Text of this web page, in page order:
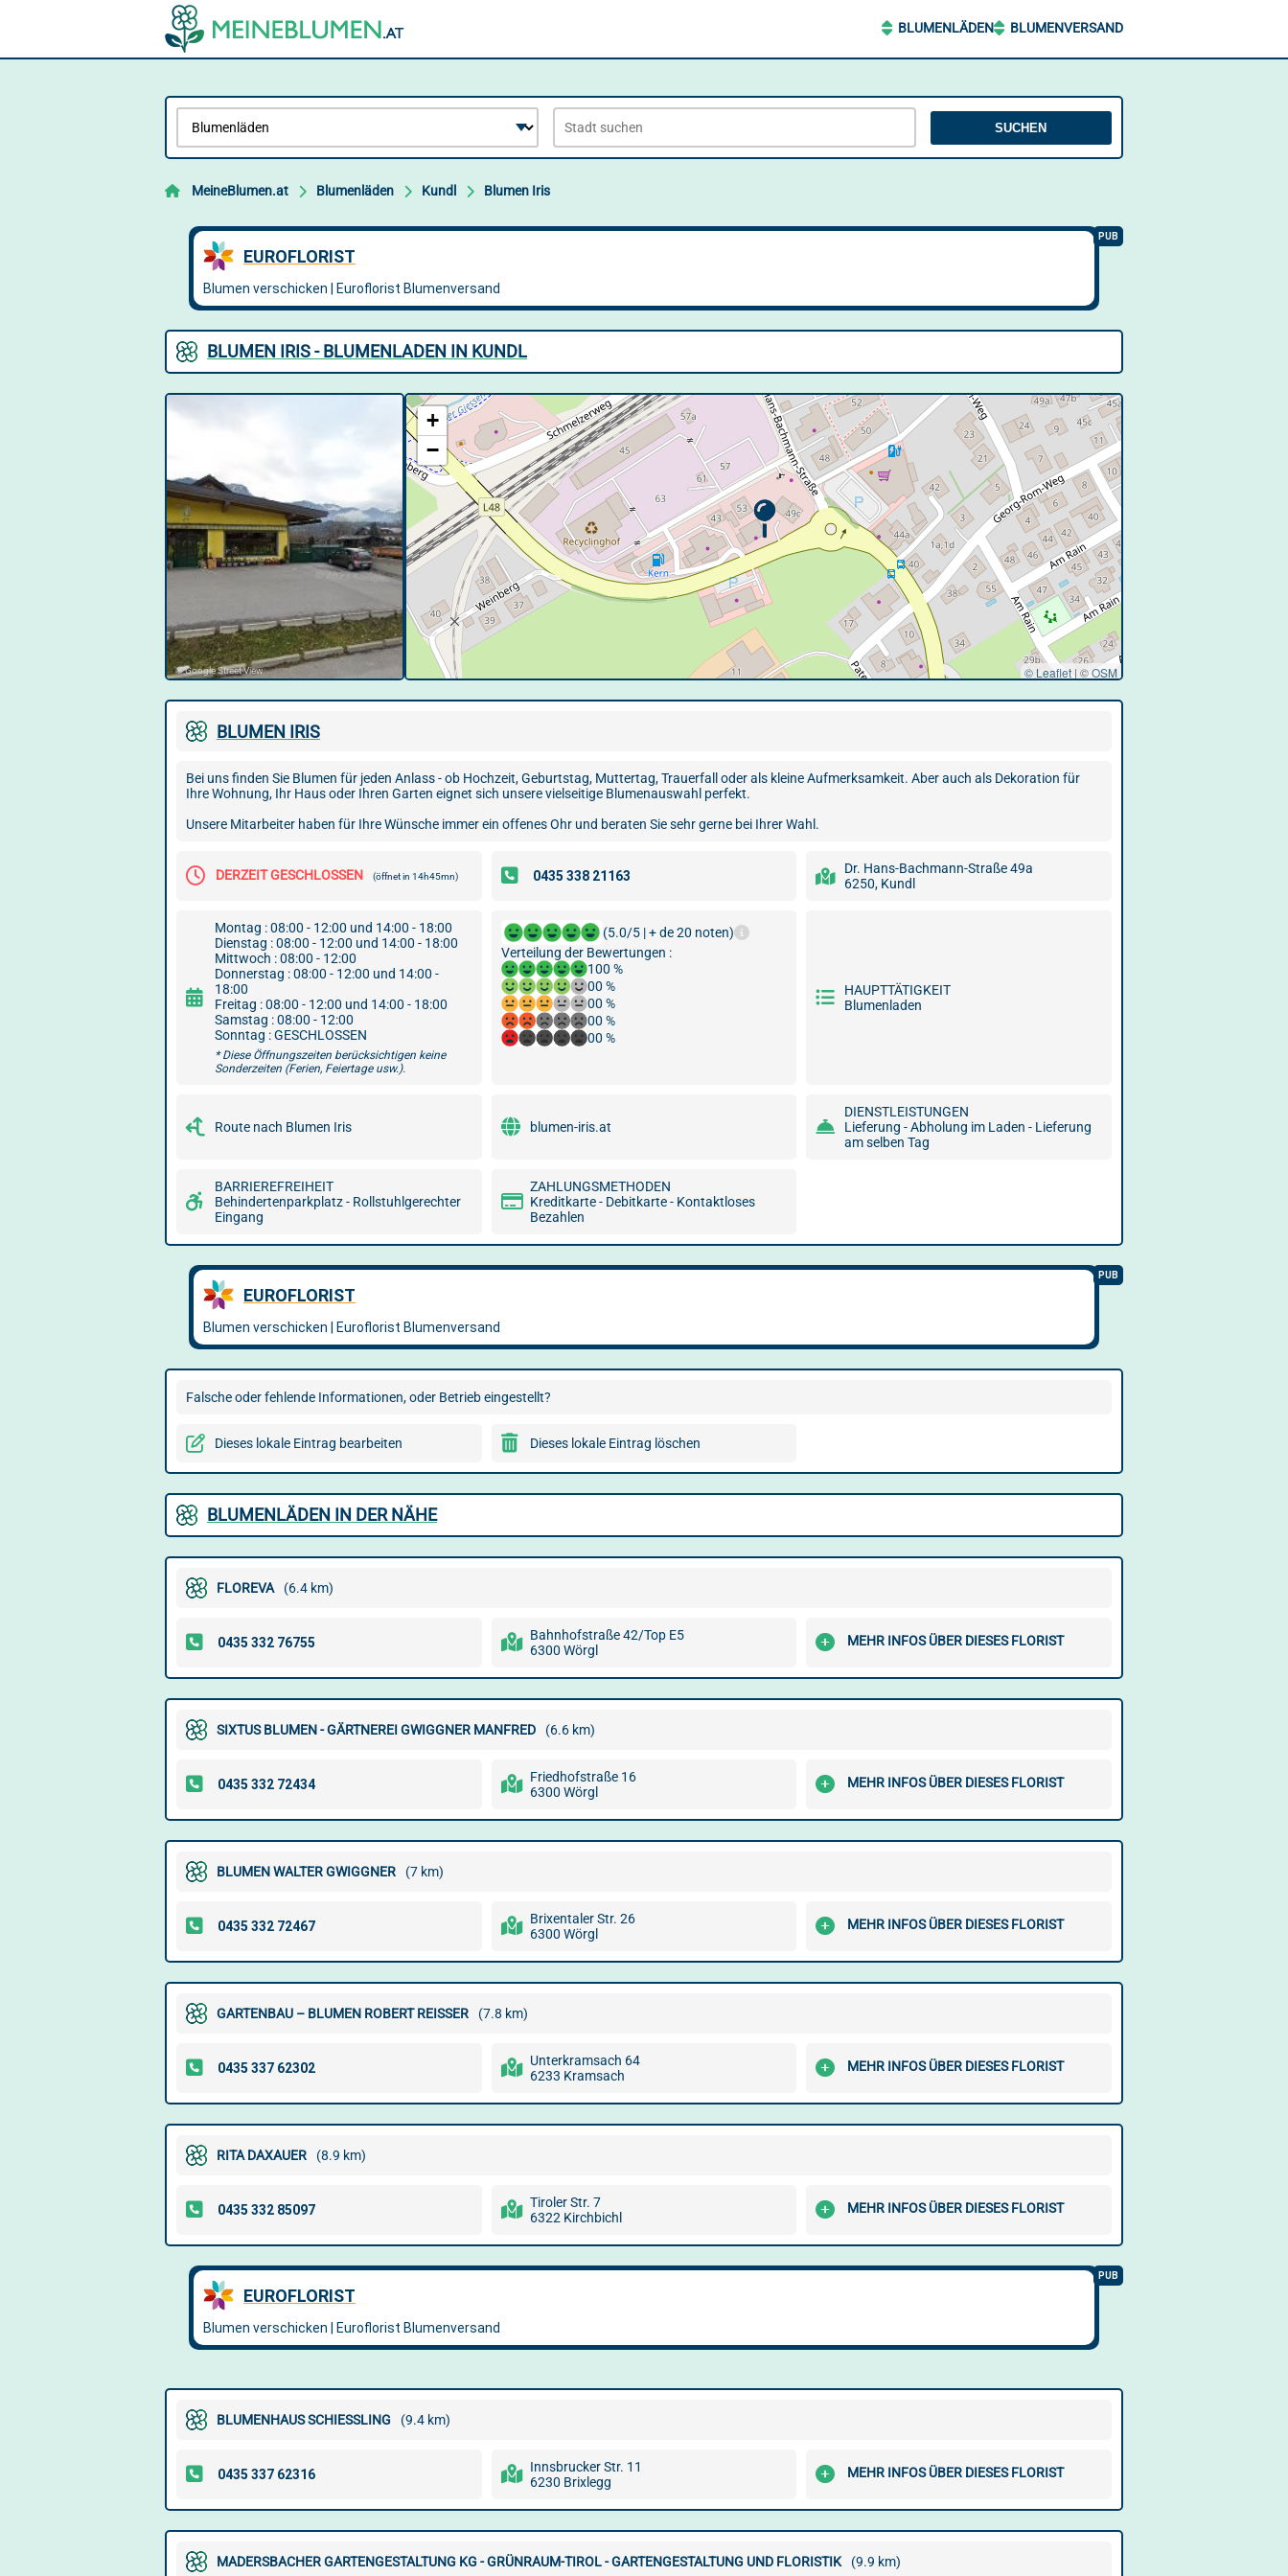
BLUMENLÄDEN BLUMENVERSAND
SUCHEN
MeineBlumen.at Blumenläden Kundl Blumen Iris
BLUMEN IRIS - BLUMENLADEN IN KUNDL
© Google Street View
+
−
© Leaflet | ©OSM
BLUMEN IRIS
Bei uns finden Sie Blumen für jeden Anlass - ob Hochzeit, Geburtstag, Muttertag, Trauerfall oder als kleine Aufmerksamkeit. Aber auch als Dekoration für
Ihre Wohnung, Ihr Haus oder Ihren Garten eignet sich unsere vielseitige Blumenauswahl perfekt.
Unsere Mitarbeiter haben für Ihre Wünsche immer ein offenes Ohr und beraten Sie sehr gerne bei Ihrer Wahl.
DERZEIT GESCHLOSSEN (öffnet in 14h45mn)
Dr. Hans-Bachmann-Straße 49a
6250, Kundl
Montag : 08:00 - 12:00 und 14:00 - 18:00
Dienstag : 08:00 - 12:00 und 14:00 - 18:00
Mittwoch : 08:00 - 12:00
Donnerstag : 08:00 - 12:00 und 14:00 -
18:00
Freitag : 08:00 - 12:00 und 14:00 - 18:00
Samstag : 08:00 - 12:00
Sonntag : GESCHLOSSEN
* Diese Öffnungszeiten berücksichtigen keine
Sonderzeiten (Ferien, Feiertage usw.).
(5.0/5 | + de 20 noten)
Verteilung der Bewertungen :
100 %
00 %
00 %
00 %
00 %
HAUPTTÄTIGKEIT
Blumenladen
Route nach Blumen Iris blumen-iris.at
DIENSTLEISTUNGEN
Lieferung - Abholung im Laden - Lieferung
am selben Tag
BARRIEREFREIHEIT
Behindertenparkplatz - Rollstuhlgerechter
Eingang
ZAHLUNGSMETHODEN
Kreditkarte - Debitkarte - Kontaktloses
Bezahlen
Falsche oder fehlende Informationen, oder Betrieb eingestellt?
Dieses lokale Eintrag bearbeiten Dieses lokale Eintrag löschen
BLUMENLÄDEN IN DER NÄHE
FLOREVA (6.4 km)
Bahnhofstraße 42/Top E5
6300 Wörgl
MEHR INFOS ÜBER DIESES FLORIST
SIXTUS BLUMEN - GÄRTNEREI GWIGGNER MANFRED (6.6 km)
Friedhofstraße 16
6300 Wörgl
MEHR INFOS ÜBER DIESES FLORIST
BLUMEN WALTER GWIGGNER (7 km)
Brixentaler Str. 26
6300 Wörgl
MEHR INFOS ÜBER DIESES FLORIST
GARTENBAU – BLUMEN ROBERT REISSER (7.8 km)
Unterkramsach 64
6233 Kramsach
MEHR INFOS ÜBER DIESES FLORIST
RITA DAXAUER (8.9 km)
Tiroler Str. 7
6322 Kirchbichl
MEHR INFOS ÜBER DIESES FLORIST
BLUMENHAUS SCHIESSLING (9.4 km)
Innsbrucker Str. 11
6230 Brixlegg
MEHR INFOS ÜBER DIESES FLORIST
MADERSBACHER GARTENGESTALTUNG KG - GRÜNRAUM-TIROL - GARTENGESTALTUNG UND FLORISTIK (9.9 km)